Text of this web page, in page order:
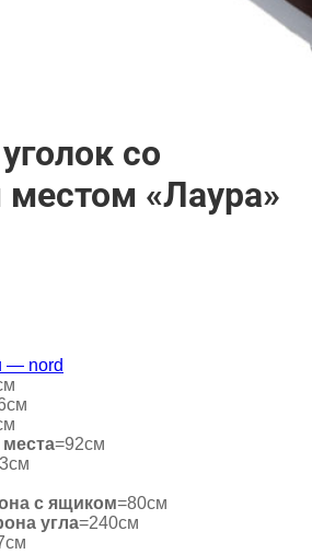
со
«Лаура»
— nord
=92см
с ящиком=80см
угла=240см